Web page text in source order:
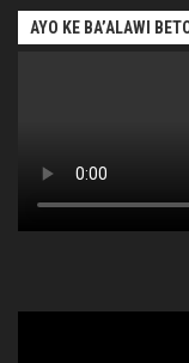
AYO KE BA’ALAWI